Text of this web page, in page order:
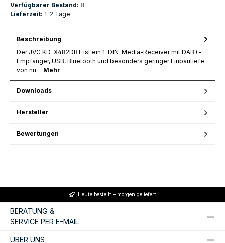
Verfügbarer Bestand: 8
Lieferzeit: 1-2 Tage
Beschreibung
Der JVC KD-X482DBT ist ein 1-DIN-Media-Receiver mit DAB+-
Empfänger, USB, Bluetooth und besonders geringer Einbautiefe
von nu… Mehr
Downloads
Hersteller
Bewertungen
Heute bestellt – morgen geliefert
BERATUNG &
SERVICE PER E-MAIL
ÜBER UNS